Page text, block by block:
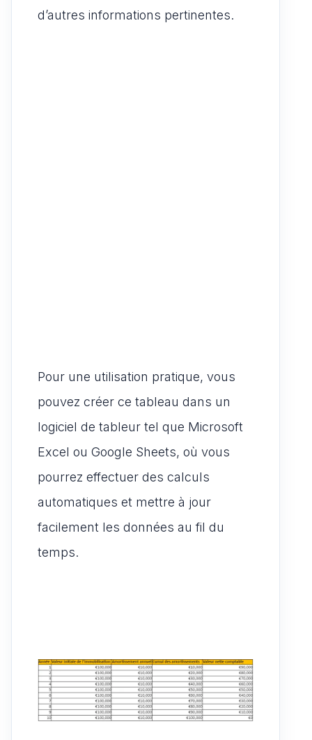
d’autres informations pertinentes.
Pour une utilisation pratique, vous
pouvez créer ce tableau dans un
logiciel de tableur tel que Microsoft
Excel ou Google Sheets, où vous
pourrez effectuer des calculs
automatiques et mettre à jour
facilement les données au fil du
temps.